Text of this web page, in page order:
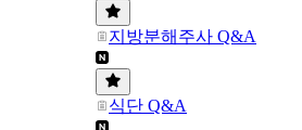
지방분해주사 Q&A
식단 Q&A